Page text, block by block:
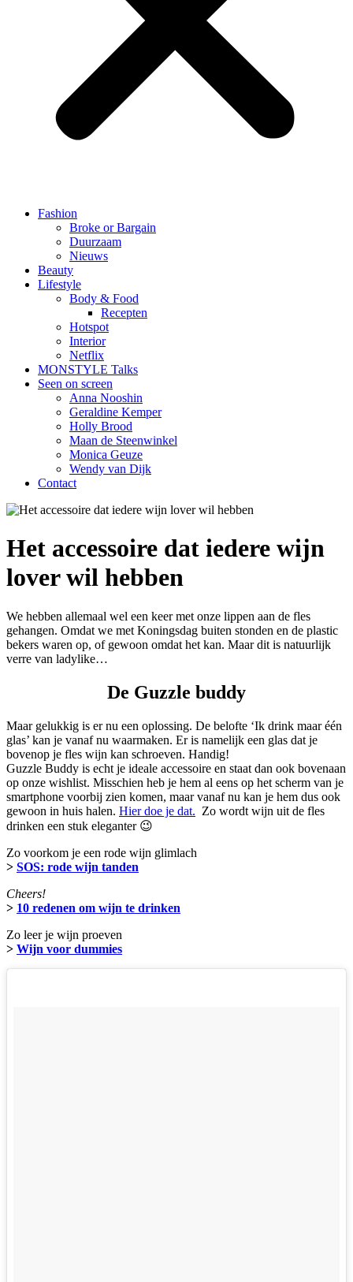
Fashion
Broke or Bargain
Duurzaam
Nieuws
Beauty
Lifestyle
Body & Food
Recepten
Hotspot
Interior
Netflix
MONSTYLE Talks
Seen on screen
Anna Nooshin
Geraldine Kemper
Holly Brood
Maan de Steenwinkel
Monica Geuze
Wendy van Dijk
Contact
Het accessoire dat iedere wijn
lover wil hebben
We hebben allemaal wel een keer met onze lippen aan de fles
gehangen. Omdat we met Koningsdag buiten stonden en de plastic
bekers waren op, of gewoon omdat het kan. Maar dit is natuurlijk
verre van ladylike…
De Guzzle buddy
Maar gelukkig is er nu een oplossing. De belofte ‘Ik drink maar één
glas’ kan je vanaf nu waarmaken. Er is namelijk een glas dat je
bovenop je fles wijn kan schroeven. Handig!
Guzzle Buddy is echt je ideale accessoire en staat dan ook bovenaan
op onze wishlist. Misschien heb je hem al eens op het scherm van je
smartphone voorbij zien komen, maar vanaf nu kan je hem dus ook
gewoon in huis halen. Hier doe je dat. Zo wordt wijn uit de fles
drinken een stuk eleganter 😉
Zo voorkom je een rode wijn glimlach
> SOS: rode wijn tanden
Cheers!
> 10 redenen om wijn te drinken
Zo leer je wijn proeven
> Wijn voor dummies